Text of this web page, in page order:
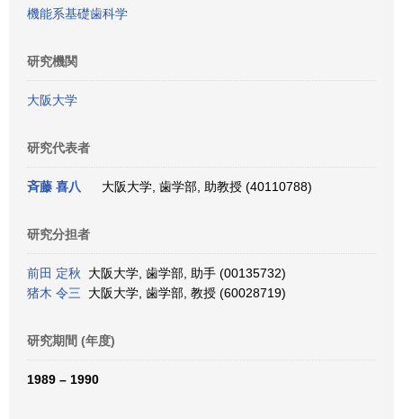
機能系基礎歯科学
研究機関
大阪大学
研究代表者
斉藤 喜八 大阪大学, 歯学部, 助教授 (40110788)
研究分担者
前田 定秋 大阪大学, 歯学部, 助手 (00135732)
猪木 令三 大阪大学, 歯学部, 教授 (60028719)
研究期間 (年度)
1989 – 1990